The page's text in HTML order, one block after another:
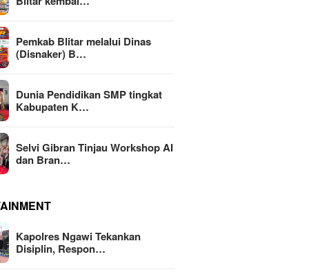
Pemkab Blitar melalui Dinas
(Disnaker) B…
Dunia Pendidikan SMP tingkat
Kabupaten K…
Selvi Gibran Tinjau Workshop AI
dan Bran…
Kapolres Ngawi Tekankan
Disiplin, Respon…